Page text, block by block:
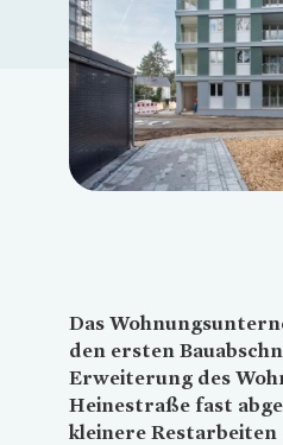
Das
den ersten
Erweiterung des
Heinestraße fast
kleinere